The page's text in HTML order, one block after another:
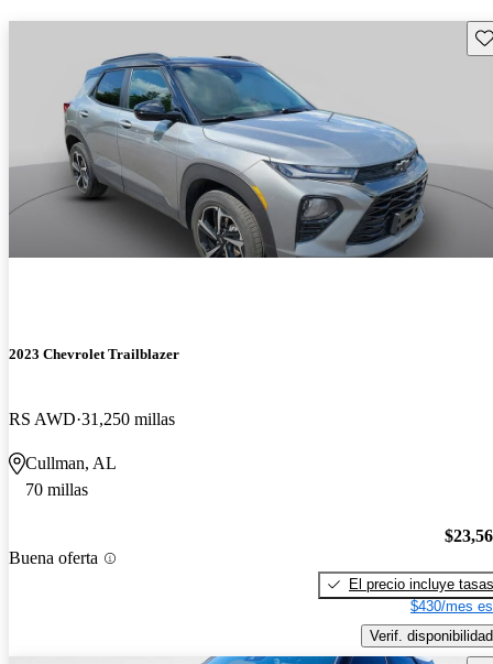
2023 Chevrolet Trailblazer
RS AWD 31,250 millas
Cullman, AL
70 millas
Buena oferta
El precio incluye tasas
$430/mes
Verif. disponibilidad